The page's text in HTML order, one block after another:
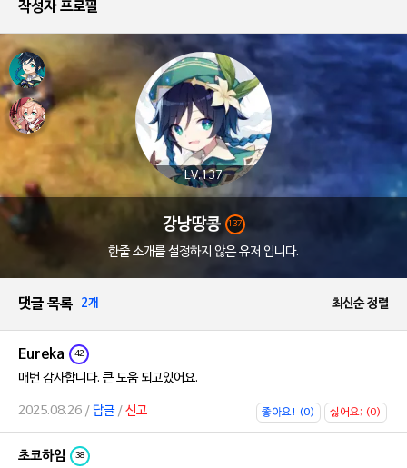
작성자 프로필
LV.137
강낭땅콩 137
한줄 소개를 설정하지 않은 유저 입니다.
댓글 목록 2개 최신순 정렬
Eureka 42
매번 감사합니다. 큰 도움 되고있어요.
2025.08.26 / 답글/ 신고 좋아요! (0) 싫어요; (0)
초코하임 38